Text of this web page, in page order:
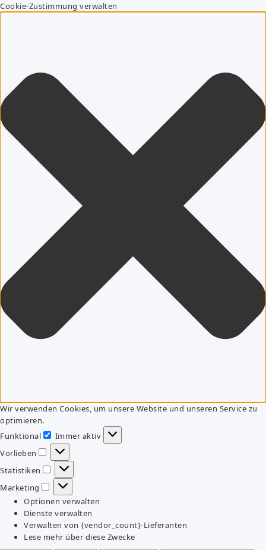
Cookie-Zustimmung verwalten
Wir verwenden Cookies, um unsere Website und unseren Service zu
optimieren.
Funktional
Funktional
Immer aktiv
Vorlieben
Vorlieben
Statistiken
Statistiken
Marketing
Marketing
Optionen verwalten
Dienste verwalten
Verwalten von {vendor_count}-Lieferanten
Lese mehr über diese Zwecke